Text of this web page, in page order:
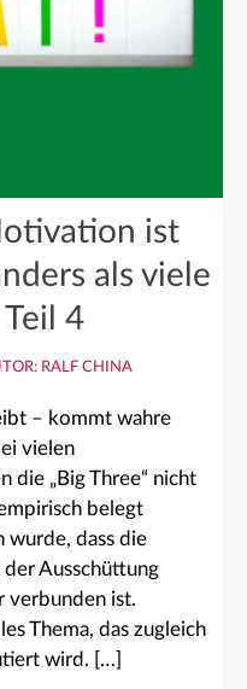
ist
als viele
4
RALF CHINA
– kommt wahre
vielen
die „Big Three“ nicht
belegt
wurde, dass die
Ausschüttung
verbunden ist.
Thema, das zugleich
wird. […]